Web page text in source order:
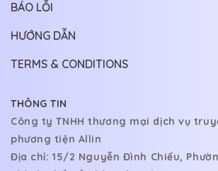
THÔNG TIN
Công ty TNHH thương mại dịch vụ
phương tiện Allin
Địa chỉ: 15/2 Nguyễn Đình Chiểu,
BÁO LỖI
HƯỚNG DẪN
TERMS & CONDITIONS